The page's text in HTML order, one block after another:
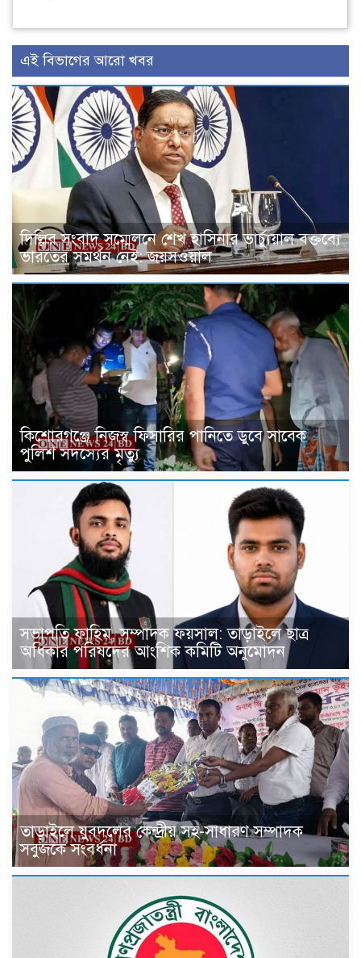
এই বিভাগের আরো খবর
দিল্লির সংবাদ সম্মেলনে শেখ হাসিনার ভার্চ্যুয়াল বক্তব্যে
ভারতের সমর্থন নেই: জয়সওয়াল
কিশোরগঞ্জে নিজস্ব ফিসারির পানিতে ডুবে সাবেক
পুলিশ সদস্যের মৃত্যু
সভাপতি ফাহিম, সম্পাদক ফয়সাল: তাড়াইলে ছাত্র
অধিকার পরিষদের আংশিক কমিটি অনুমোদন
তাড়াইলে যুবদলের কেন্দ্রীয় সহ-সাধারণ সম্পাদক
সবুজকে সংবর্ধনা